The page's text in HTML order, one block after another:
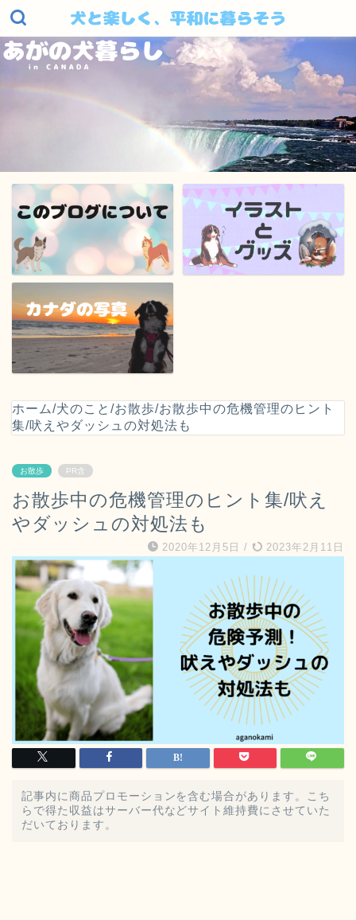
ホーム/犬のこと /お散歩/お散歩中の危機管理のヒント
集/吠えやダッシュの対処法も
お散歩 PR含
お散歩中の危機管理のヒント集/吠え
やダッシュの対処法も
2020年12月5日 / 2023年2月11日
記事内に商品プロモーションを含む場合があります。こち
らで得た収益はサーバー代などサイト維持費にさせていた
だいております。